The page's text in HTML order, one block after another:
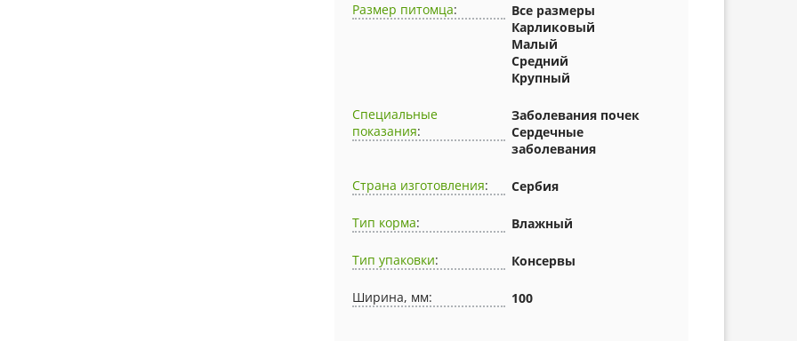
Размер питомца:
Все размеры
Карликовый
Малый
Средний
Крупный
Специальные
показания:
Заболевания почек
Сердечные
заболевания
Страна изготовления: Сербия
Тип корма: Влажный
Тип упаковки: Консервы
Ширина, мм: 100